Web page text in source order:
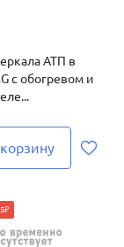
АТП в
с обогревом и